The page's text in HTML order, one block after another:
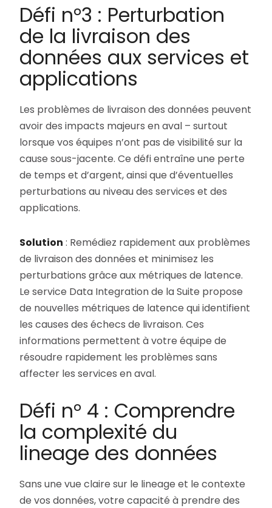
Défi n°3 : Perturbation
de la livraison des
données aux services et
applications
Les problèmes de livraison des données peuvent
avoir des impacts majeurs en aval – surtout
lorsque vos équipes n’ont pas de visibilité sur la
cause sous-jacente. Ce défi entraîne une perte
de temps et d’argent, ainsi que d’éventuelles
perturbations au niveau des services et des
applications.
Solution : Remédiez rapidement aux problèmes
de livraison des données et minimisez les
perturbations grâce aux métriques de latence.
Le service Data Integration de la Suite propose
de nouvelles métriques de latence qui identifient
les causes des échecs de livraison. Ces
informations permettent à votre équipe de
résoudre rapidement les problèmes sans
affecter les services en aval.
Défi n° 4 : Comprendre
la complexité du
lineage des données
Sans une vue claire sur le lineage et le contexte
de vos données, votre capacité à prendre des